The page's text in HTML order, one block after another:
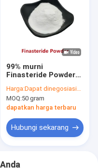
99% murni
Finasteride Powder
98319-26-7
Harga:Dapat dinegosiasikan
MOQ:50 gram
dapatkan harga terbaru
Hubungi sekarang